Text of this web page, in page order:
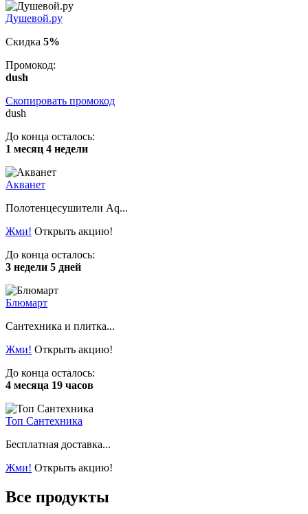
Душевой.ру
Скидка 5%
Промокод:
dush
Скопировать промокод
dush
До конца осталось:
1 месяц 4 недели
Акванет
Полотенцесушители Aq...
Жми! Открыть акцию!
До конца осталось:
3 недели 5 дней
Блюмарт
Сантехника и плитка...
Жми! Открыть акцию!
До конца осталось:
4 месяца 19 часов
Топ Сантехника
Бесплатная доставка...
Жми! Открыть акцию!
Все продукты